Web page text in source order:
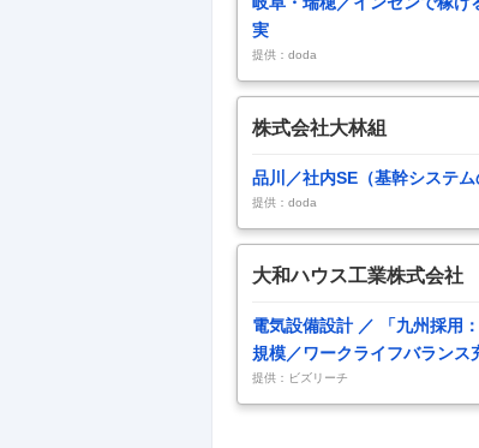
実
提供：doda
株式会社大林組
品川／社内SE（基幹システ
提供：doda
大和ハウス工業株式会社
電気設備設計 ／ 「九州採用
規模／ワークライフバランス
提供：ビズリーチ